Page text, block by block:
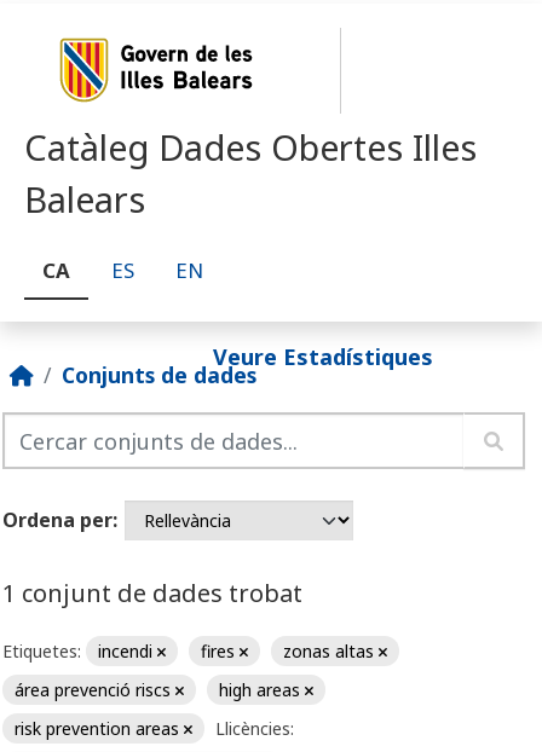
Catàleg Dades Obertes Illes
Balears
CA ES EN
Veure Estadístiques
Conjunts de dades
Ordena per
1 conjunt de dades trobat
Etiquetes: incendi fires
zonas altas
área prevenció riscs
high areas
risk prevention areas
Llicències: